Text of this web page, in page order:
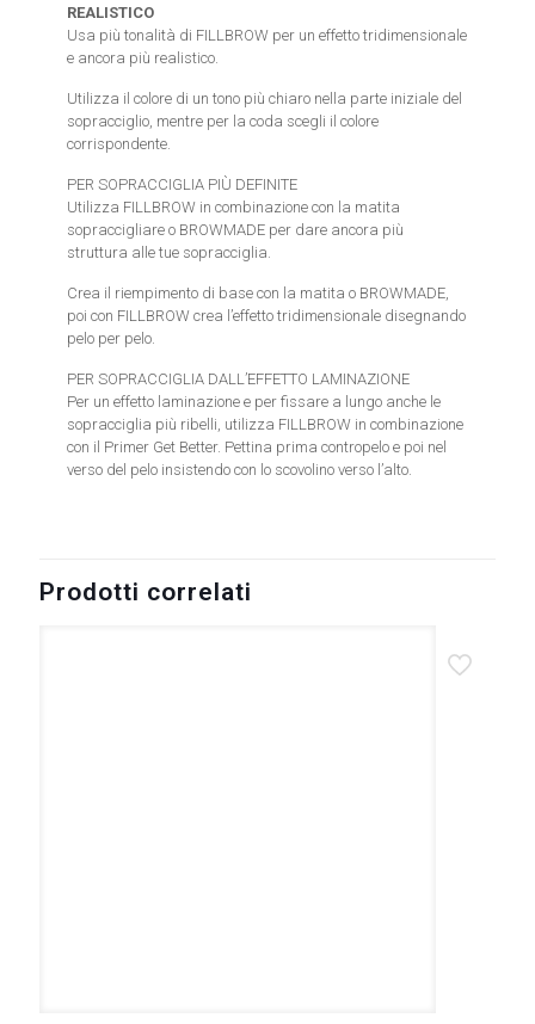
REALISTICO
Usa più tonalità di FILLBROW per un effetto tridimensionale
e ancora più realistico.
Utilizza il colore di un tono più chiaro nella parte iniziale del
sopracciglio, mentre per la coda scegli il colore
corrispondente.
PER SOPRACCIGLIA PIÙ DEFINITE
Utilizza FILLBROW in combinazione con la matita
sopraccigliare o BROWMADE per dare ancora più
struttura alle tue sopracciglia.
Crea il riempimento di base con la matita o BROWMADE,
poi con FILLBROW crea l’effetto tridimensionale disegnando
pelo per pelo.
PER SOPRACCIGLIA DALL’EFFETTO LAMINAZIONE
Per un effetto laminazione e per fissare a lungo anche le
sopracciglia più ribelli, utilizza FILLBROW in combinazione
con il Primer Get Better. Pettina prima contropelo e poi nel
verso del pelo insistendo con lo scovolino verso l’alto.
Prodotti correlati